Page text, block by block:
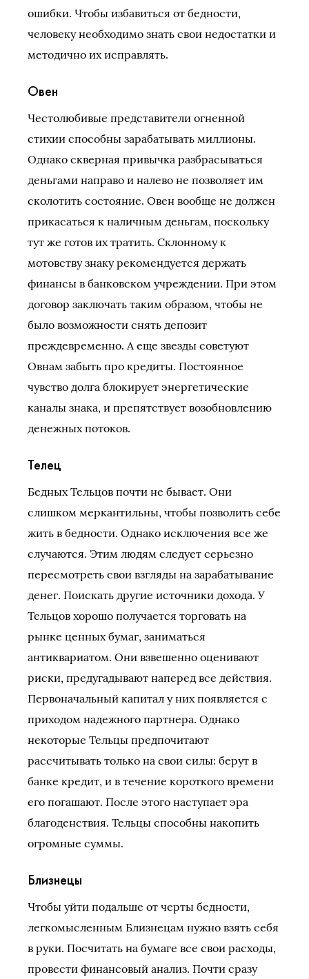
ошибки. Чтобы избавиться от бедности,
человеку необходимо знать свои недостатки и
методично их исправлять.
Овен
Честолюбивые представители огненной
стихии способны зарабатывать миллионы.
Однако скверная привычка разбрасываться
деньгами направо и налево не позволяет им
сколотить состояние. Овен вообще не должен
прикасаться к наличным деньгам, поскольку
тут же готов их тратить. Склонному к
мотовству знаку рекомендуется держать
финансы в банковском учреждении. При этом
договор заключать таким образом, чтобы не
было возможности снять депозит
преждевременно. А еще звезды советуют
Овнам забыть про кредиты. Постоянное
чувство долга блокирует энергетические
каналы знака, и препятствует возобновлению
денежных потоков.
Телец
Бедных Тельцов почти не бывает. Они
слишком меркантильны, чтобы позволить себе
жить в бедности. Однако исключения все же
случаются. Этим людям следует серьезно
пересмотреть свои взгляды на зарабатывание
денег. Поискать другие источники дохода. У
Тельцов хорошо получается торговать на
рынке ценных бумаг, заниматься
антиквариатом. Они взвешенно оценивают
риски, предугадывают наперед все действия.
Первоначальный капитал у них появляется с
приходом надежного партнера. Однако
некоторые Тельцы предпочитают
рассчитывать только на свои силы: берут в
банке кредит, и в течение короткого времени
его погашают. После этого наступает эра
благоденствия. Тельцы способны накопить
огромные суммы.
Близнецы
Чтобы уйти подальше от черты бедности,
легкомысленным Близнецам нужно взять себя
в руки. Посчитать на бумаге все свои расходы,
провести финансовый анализ. Почти сразу